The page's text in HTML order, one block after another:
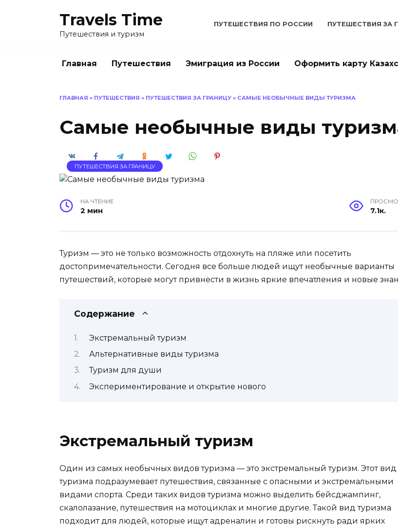
Travels Time
Путешествия и туризм
ПУТЕШЕСТВИЯ ПО РОССИИ ПУТЕШЕСТВИЯ ЗА
Главная Путешествия Эмиграция из России Оформить карту
ГЛАВНАЯ » ПУТЕШЕСТВИЯ » ПУТЕШЕСТВИЯ ЗА ГРАНИЦУ » САМЫЕ НЕОБЫЧНЫЕ ВИДЫ ТУРИЗМА
Самые необычные виды
ПУТЕШЕСТВИЯ ЗА ГРАНИЦУ
НА ЧТЕНИЕ
2 мин 7.1к.
Туризм — это не только возможность отдохнуть на пляже или посетить
достопримечательности. Сегодня все больше людей ищут необычные варианты
путешествий, которые могут привнести в жизнь яркие впечатления и новые
Содержание
Экстремальный туризм
Альтернативные виды туризма
Туризм для души
Экспериментирование и открытие нового
Экстремальный туризм
Один из самых необычных видов туризма — это экстремальный туризм. Этот вид
туризма подразумевает путешествия, связанные с опасными и экстремальными
видами спорта. Среди таких видов туризма можно выделить бейсджампинг,
скалолазание, путешествия на мотоциклах и многие другие. Такой вид туризма
подходит для людей, которые ищут адреналин и готовы рискнуть ради ярких